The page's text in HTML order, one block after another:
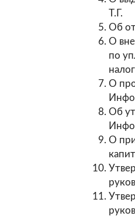
Т.Г.
Об
О
по
О
Об
О